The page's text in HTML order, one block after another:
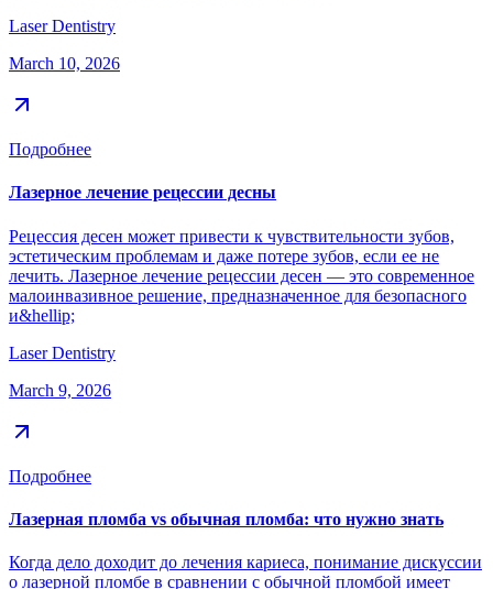
Laser Dentistry
March 10, 2026
Подробнее
Лазерное лечение рецессии десны
Рецессия десен может привести к чувствительности зубов,
эстетическим проблемам и даже потере зубов, если ее не
лечить. Лазерное лечение рецессии десен — это современное
малоинвазивное решение, предназначенное для безопасного
и&hellip;
Laser Dentistry
March 9, 2026
Подробнее
Лазерная пломба vs обычная пломба: что нужно знать
Когда дело доходит до лечения кариеса, понимание дискуссии
о лазерной пломбе в сравнении с обычной пломбой имеет